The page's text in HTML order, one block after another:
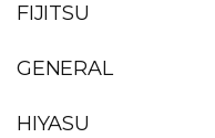
FIJITSU
GENERAL
HIYASU